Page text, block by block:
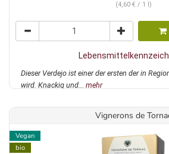
(4,60 € / 1 l)
Dieser Verdejo ist einer der ersten der in
wird. Knackig und... mehr
Vignerons de
Vegan
bio